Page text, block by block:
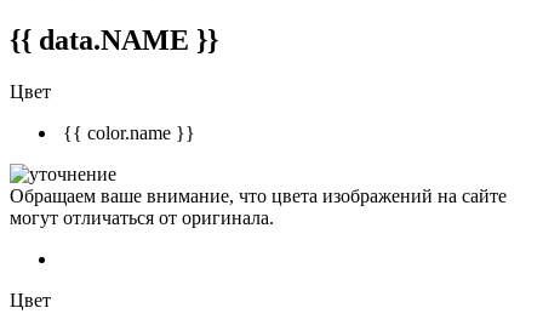
{{ data.NAME }}
Цвет
{{ color.name }}
Обращаем ваше внимание, что цвета изображений на сайте
могут отличаться от оригинала.
Цвет